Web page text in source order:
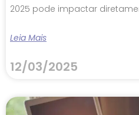
2025 pode impactar
Leia Mais
12/03/2025